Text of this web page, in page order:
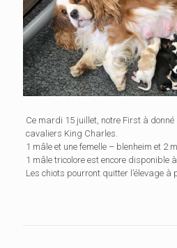
Ce mardi 15 juillet, notre First à donné
cavaliers King Charles.
1 mâle et une femelle – blenheim et 2
1 mâle tricolore est encore disponible
Les chiots pourront quitter l’élevage